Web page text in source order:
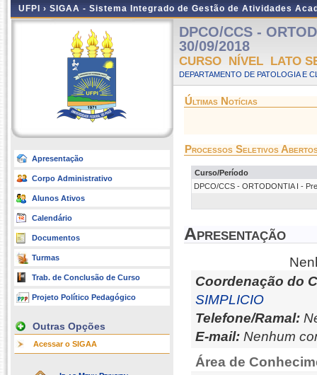
UFPI › SIGAA - Sistema Integrado de Gestão de Atividades
Apresentação
Corpo Administrativo
Alunos Ativos
Calendário
Documentos
Turmas
Trab. de Conclusão de Curso
Projeto Político Pedagógico
Outras Opções
Acessar o SIGAA
DPCO/CCS -
30/09/2018
CURSO NÍVEL LATO
DEPARTAMENTO DE PATOLOGIA E
Últimas Notícias
Processos Seletivos
Curso/Período
DPCO/CCS - ORTODONTIA I -
Apresentação
Coordenação do
SIMPLICIO
Telefone/Ramal:
E-mail: Nenhum
Área de